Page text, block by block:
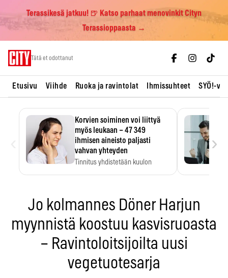
Terassikesä jatkuu! 🍺 Katso parhaat menovinkit Cityn
Terassioppaasta →
Tätä et odottanut
Etusivu Viihde Ruoka ja ravintolat Ihmissuhteet SYÖ!-
Korvien soiminen voi liittyä
myös leukaan – 47 349
ihmisen aineisto paljasti
vahvan yhteyden
Tinnitus yhdistetään kuulon
›
Jo kolmannes Döner Harjun
myynnistä koostuu kasvisruoasta
– Ravintoloitsijoilta uusi
vegetuotesarja